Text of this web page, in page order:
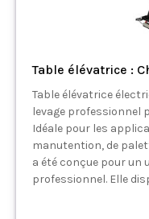
Table élévatrice :
Table élévatrice
levage professionnel
Idéale pour les
manutention, de
a été conçue pour un
professionnel. Elle